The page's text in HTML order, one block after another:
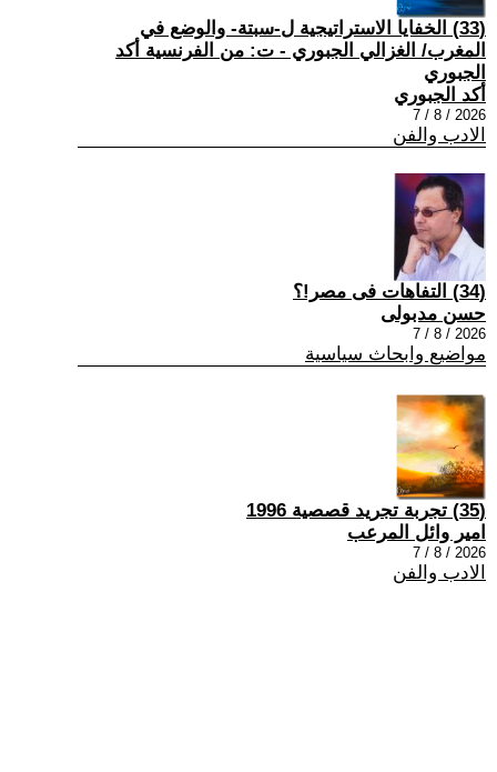
(33) الخفايا الاستراتيجية ل-سبتة- والوضع في
المغرب/ الغزالي الجبوري - ت: من الفرنسية أكد
الجبوري
أكد الجبوري
2026 / 8 / 7
الادب والفن
(34) التفاهات فى مصر!؟
حسن مدبولى
2026 / 8 / 7
مواضيع وابحاث سياسية
(35) تجربة تجريد قصصية 1996
امير وائل المرعب
2026 / 8 / 7
الادب والفن